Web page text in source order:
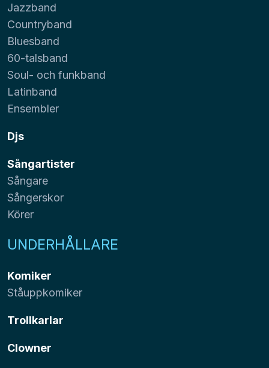
Jazzband
Countryband
Bluesband
60-talsband
Soul- och funkband
Latinband
Ensembler
Djs
Sångartister
Sångare
Sångerskor
Körer
UNDERHÅLLARE
Komiker
Ståuppkomiker
Trollkarlar
Clowner